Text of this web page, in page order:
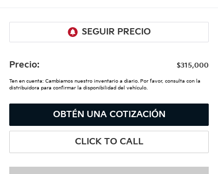
Precio: $315,000
Ten en cuenta: Cambiamos nuestro inventario a diario. Por favor, consulta con la
distribuidora para confirmar la disponibilidad del vehículo.
OBTÉN UNA COTIZACIÓN
CLICK TO CALL